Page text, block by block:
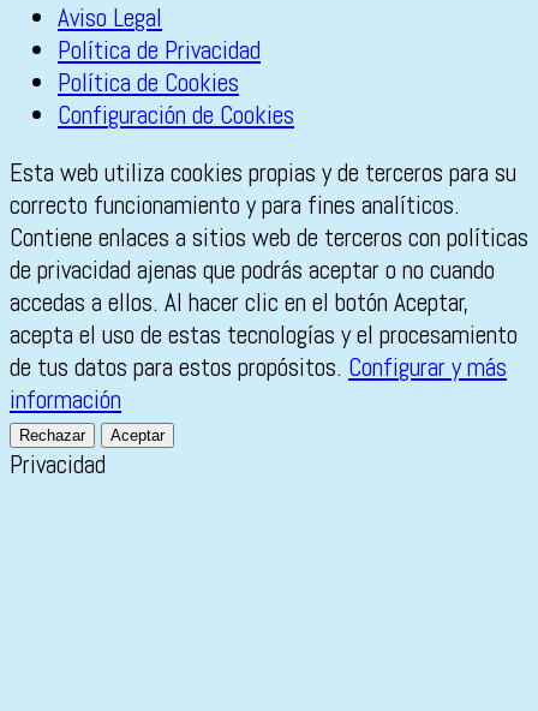
Aviso Legal
Política de Privacidad
Política de Cookies
Configuración de Cookies
Esta web utiliza cookies propias y de terceros para su
correcto funcionamiento y para fines analíticos.
Contiene enlaces a sitios web de terceros con políticas
de privacidad ajenas que podrás aceptar o no cuando
accedas a ellos. Al hacer clic en el botón Aceptar,
acepta el uso de estas tecnologías y el procesamiento
de tus datos para estos propósitos. Configurar y más
información
Rechazar Aceptar
Privacidad